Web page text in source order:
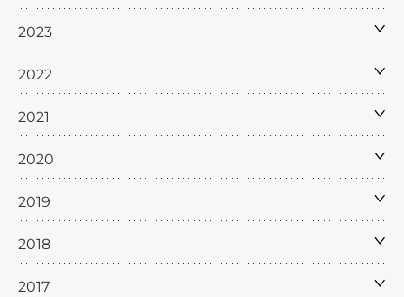
2023
2022
2021
2020
2019
2018
2017